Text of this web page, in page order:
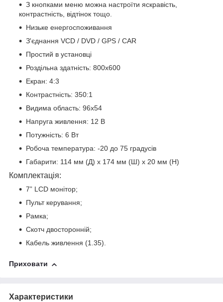
З кнопками меню можна настроїти яскравість,
контрастність, відтінок тощо.
Низьке енергоспоживання
З'єднання VCD / DVD / GPS / CAR
Простий в установці
Роздільна здатність: 800х600
Екран: 4:3
Контрастність: 350:1
Видима область: 96х54
Напруга живлення: 12 В
Потужність: 6 Вт
Робоча температура: -20 до 75 градусів
Габарити: 114 мм (Д) х 174 мм (Ш) х 20 мм (H)
Комплектація:
7” LCD монітор;
Пульт керування;
Рамка;
Скотч двосторонній;
Кабель живлення (1.35).
Приховати
Характеристики